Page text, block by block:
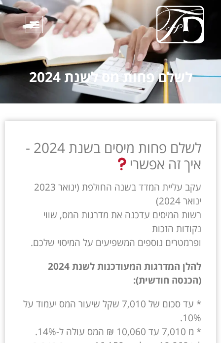
לשלם פחות מס לשנת 2024
לשלם פחות מיסים בשנת 2024 -
איך זה אפשרי
עקב עליית המדד בשנה החולפת (ינואר 2023
ינואר 2024)
רשות המיסים עדכנה את מדרגות המס, שווי
נקודות הזכות
ופרמטרים נוספים המשפיעים על המיסוי שלכם.
להלן המדרגות המעודכנות לשנת 2024
(הכנסה חודשית):
* עד סכום של 7,010 שקל שיעור המס יעמוד על
10%.
* מ 7,010 עד 10,060 ₪ המס עולה ל-14%.